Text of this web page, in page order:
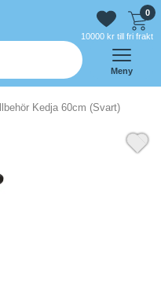
0
10000 kr till fri frakt
Meny
Kedja 60cm (Svart)